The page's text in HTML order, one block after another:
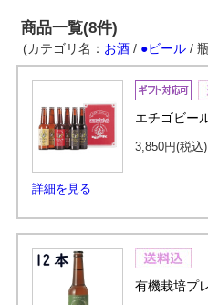
商品一覧(8件)
(カテゴリ名： お酒/ ●ビール/
詳細を見る
エチゴビー
3,850円(税込)
有機栽培プ